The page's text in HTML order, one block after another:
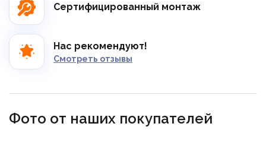
Сертифицированный монтаж
Нас рекомендуют!
Смотреть отзывы
Фото от наших покупателей